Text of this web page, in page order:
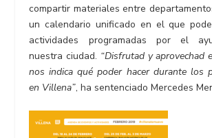
compartir materiales entre
un calendario unificado en el que
actividades programadas por el
nuestra ciudad. “Disfrutad y aprovechad
nos indica qué poder hacer durante los
en Villena”, ha sentenciado Mercedes